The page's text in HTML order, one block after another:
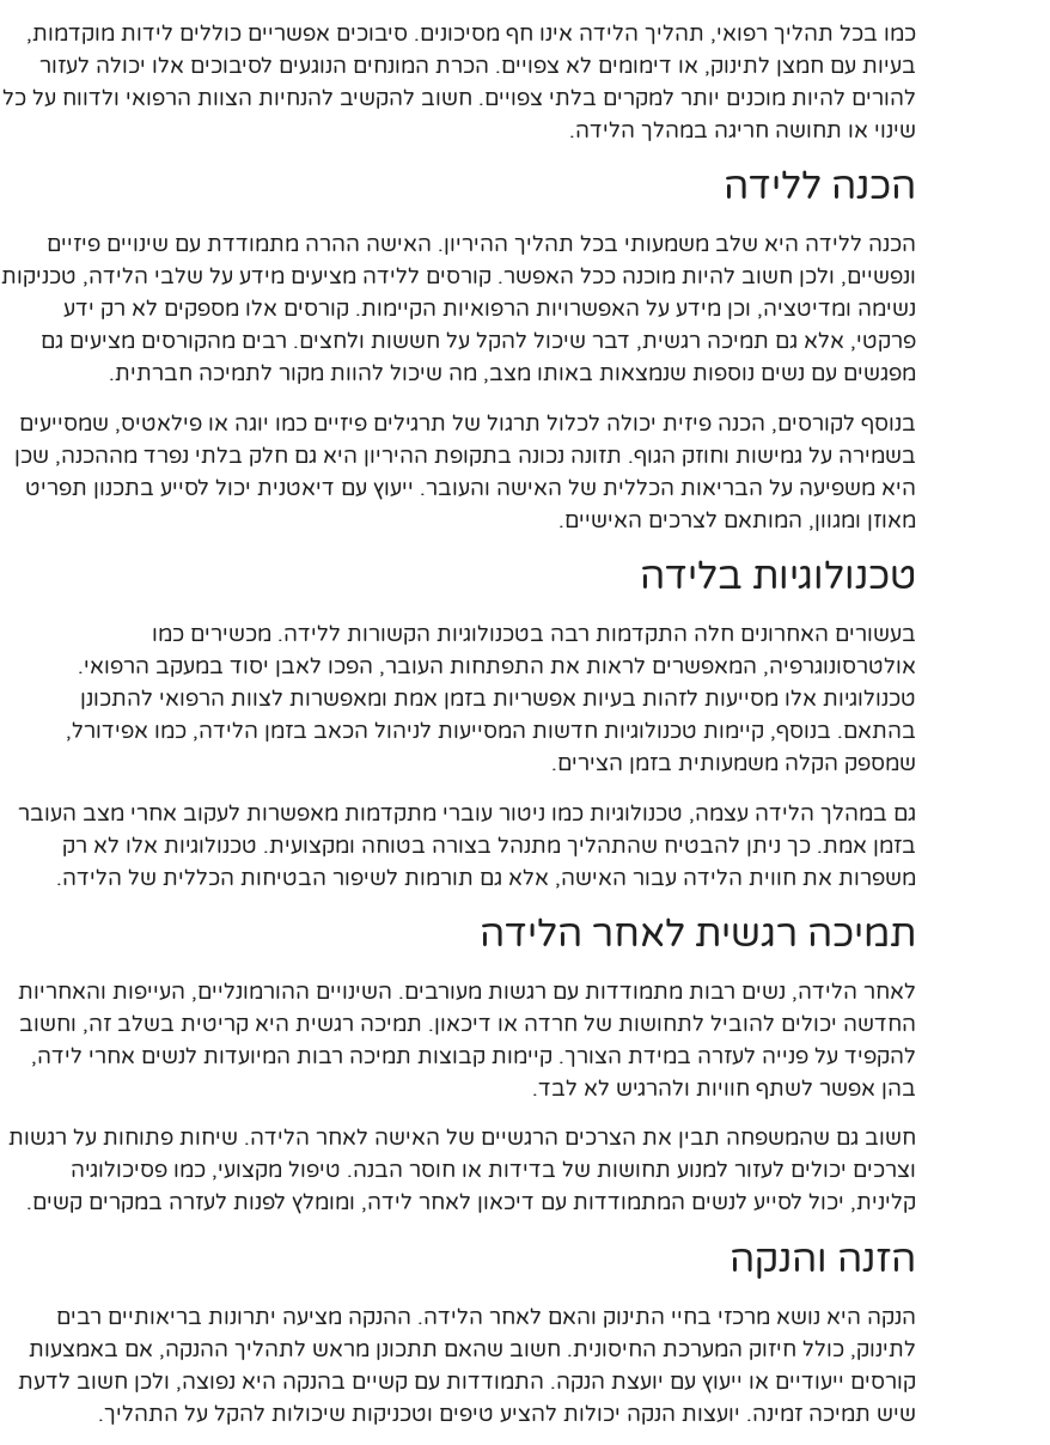
כמו בכל תהליך רפואי, תהליך הלידה אינו חף מסיכונים. סיבוכים אפשריים כוללים לידות מוקדמות,
בעיות עם חמצן לתינוק, או דימומים לא צפויים. הכרת המונחים הנוגעים לסיבוכים אלו יכולה לעזור
להורים להיות מוכנים יותר למקרים בלתי צפויים. חשוב להקשיב להנחיות הצוות הרפואי ולדווח על כל
שינוי או תחושה חריגה במהלך הלידה.
הכנה ללידה
הכנה ללידה היא שלב משמעותי בכל תהליך ההיריון. האישה ההרה מתמודדת עם שינויים פיזיים
ונפשיים, ולכן חשוב להיות מוכנה ככל האפשר. קורסים ללידה מציעים מידע על שלבי הלידה, טכניקות
נשימה ומדיטציה, וכן מידע על האפשרויות הרפואיות הקיימות. קורסים אלו מספקים לא רק ידע
פרקטי, אלא גם תמיכה רגשית, דבר שיכול להקל על חששות ולחצים. רבים מהקורסים מציעים גם
מפגשים עם נשים נוספות שנמצאות באותו מצב, מה שיכול להוות מקור לתמיכה חברתית.
בנוסף לקורסים, הכנה פיזית יכולה לכלול תרגול של תרגילים פיזיים כמו יוגה או פילאטיס, שמסייעים
בשמירה על גמישות וחוזק הגוף. תזונה נכונה בתקופת ההיריון היא גם חלק בלתי נפרד מההכנה, שכן
היא משפיעה על הבריאות הכללית של האישה והעובר. ייעוץ עם דיאטנית יכול לסייע בתכנון תפריט
מאוזן ומגוון, המותאם לצרכים האישיים.
טכנולוגיות בלידה
בעשורים האחרונים חלה התקדמות רבה בטכנולוגיות הקשורות ללידה. מכשירים כמו
אולטרסונוגרפיה, המאפשרים לראות את התפתחות העובר, הפכו לאבן יסוד במעקב הרפואי.
טכנולוגיות אלו מסייעות לזהות בעיות אפשריות בזמן אמת ומאפשרות לצוות הרפואי להתכונן
בהתאם. בנוסף, קיימות טכנולוגיות חדשות המסייעות לניהול הכאב בזמן הלידה, כמו אפידורל,
שמספק הקלה משמעותית בזמן הצירים.
גם במהלך הלידה עצמה, טכנולוגיות כמו ניטור עוברי מתקדמות מאפשרות לעקוב אחרי מצב העובר
בזמן אמת. כך ניתן להבטיח שהתהליך מתנהל בצורה בטוחה ומקצועית. טכנולוגיות אלו לא רק
משפרות את חווית הלידה עבור האישה, אלא גם תורמות לשיפור הבטיחות הכללית של הלידה.
תמיכה רגשית לאחר הלידה
לאחר הלידה, נשים רבות מתמודדות עם רגשות מעורבים. השינויים ההורמונליים, העייפות והאחריות
החדשה יכולים להוביל לתחושות של חרדה או דיכאון. תמיכה רגשית היא קריטית בשלב זה, וחשוב
להקפיד על פנייה לעזרה במידת הצורך. קיימות קבוצות תמיכה רבות המיועדות לנשים אחרי לידה,
בהן אפשר לשתף חוויות ולהרגיש לא לבד.
חשוב גם שהמשפחה תבין את הצרכים הרגשיים של האישה לאחר הלידה. שיחות פתוחות על רגשות
וצרכים יכולים לעזור למנוע תחושות של בדידות או חוסר הבנה. טיפול מקצועי, כמו פסיכולוגיה
קלינית, יכול לסייע לנשים המתמודדות עם דיכאון לאחר לידה, ומומלץ לפנות לעזרה במקרים קשים.
הזנה והנקה
הנקה היא נושא מרכזי בחיי התינוק והאם לאחר הלידה. ההנקה מציעה יתרונות בריאותיים רבים
לתינוק, כולל חיזוק המערכת החיסונית. חשוב שהאם תתכונן מראש לתהליך ההנקה, אם באמצעות
קורסים ייעודיים או ייעוץ עם יועצת הנקה. התמודדות עם קשיים בהנקה היא נפוצה, ולכן חשוב לדעת
שיש תמיכה זמינה. יועצות הנקה יכולות להציע טיפים וטכניקות שיכולות להקל על התהליך.